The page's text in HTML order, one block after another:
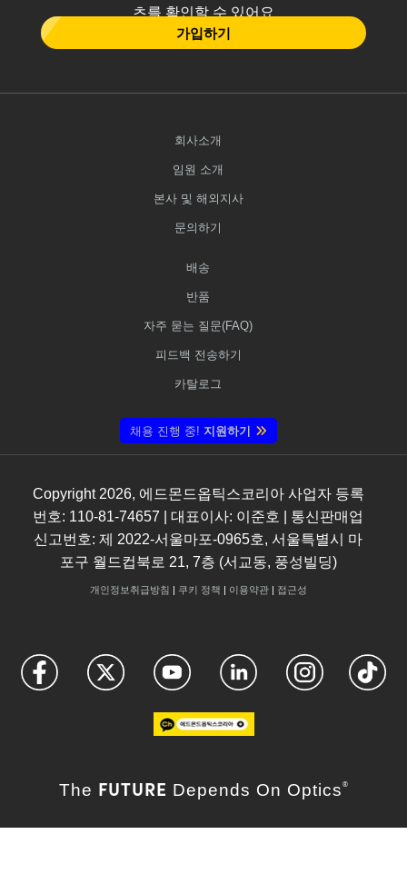
츠를 확인할 수 있어요
가입하기
회사소개
임원 소개
본사 및 해외지사
문의하기
배송
반품
자주 묻는 질문(FAQ)
피드백 전송하기
카탈로그
채용 진행 중! 지원하기
Copyright 2026, 에드몬드옵틱스코리아 사업자 등록
번호: 110-81-74657 | 대표이사: 이준호 | 통신판매업
신고번호: 제 2022-서울마포-0965호, 서울특별시 마
포구 월드컵북로 21, 7층 (서교동, 풍성빌딩)
개인정보취급방침 | 쿠키 정책 | 이용약관| 접근성
The FUTURE Depends On Optics ®